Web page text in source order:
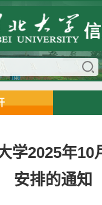
学2025年10
安排的通知